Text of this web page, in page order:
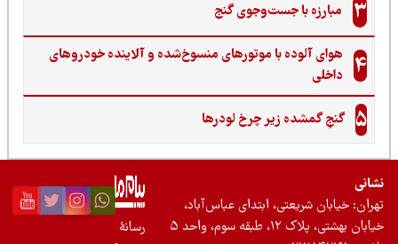
مبارزه با جست‌وجوی گنج‌
هوای آلوده با موتورهای منسوخ‌شده و آلاینده خودروهای
داخلی
گنجِ گمشده زیر چرخ لودرها
خیابان شریعتی، ابتدای عباس‌آباد،
بهشتی، پلاک ۱۲، طبقه سوم، واحد ۵
رسانۀ